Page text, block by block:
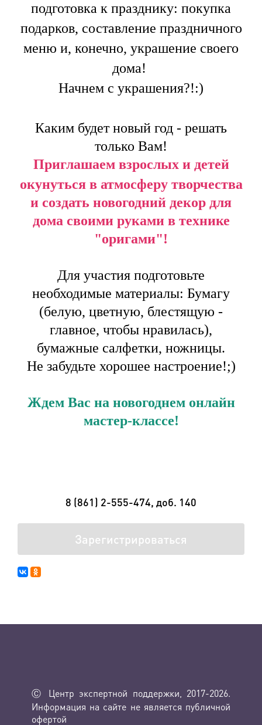
подготовка к празднику: покупка
подарков, составление праздничного
меню и, конечно, украшение своего
дома!
Начнем с украшения?!:)
Каким будет новый год - решать
только Вам!
Приглашаем взрослых и детей
окунуться в атмосферу творчества
и создать новогодний декор для
дома своими руками в технике
"оригами"!
Для участия подготовьте
необходимые материалы: Бумагу
(белую, цветную, блестящую -
главное, чтобы нравилась),
бумажные салфетки, ножницы.
Не забудьте хорошее настроение!;)
Ждем Вас на новогоднем онлайн
мастер-классе!
8 (861) 2-555-474, доб. 140
Зарегистрироваться
Ⓒ Центр экспертной поддержки, 2017-2026.
Информация на сайте не является публичной
офертой